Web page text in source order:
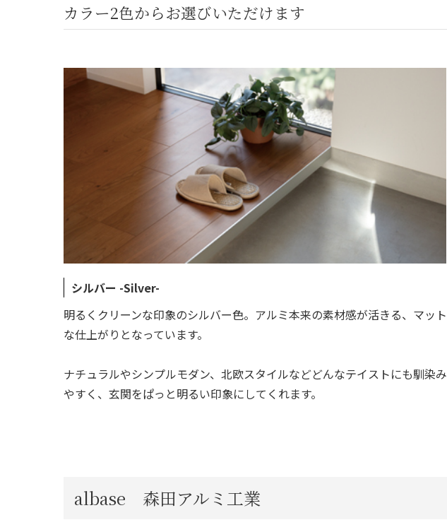
カラー2色からお選びいただけます
シルバー -Silver-
明るくクリーンな印象のシルバー色。アルミ本来の素材感が活きる、マット
な仕上がりとなっています。
ナチュラルやシンプルモダン、北欧スタイルなどどんなテイストにも馴染み
やすく、玄関をぱっと明るい印象にしてくれます。
albase 森田アルミ工業